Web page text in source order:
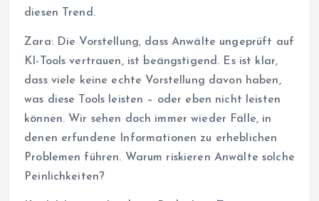
diesen Trend.
Zara: Die Vorstellung, dass Anwälte ungeprüft auf
KI-Tools vertrauen, ist beängstigend. Es ist klar,
dass viele keine echte Vorstellung davon haben,
was diese Tools leisten – oder eben nicht leisten
können. Wir sehen doch immer wieder Fälle, in
denen erfundene Informationen zu erheblichen
Problemen führen. Warum riskieren Anwälte solche
Peinlichkeiten?